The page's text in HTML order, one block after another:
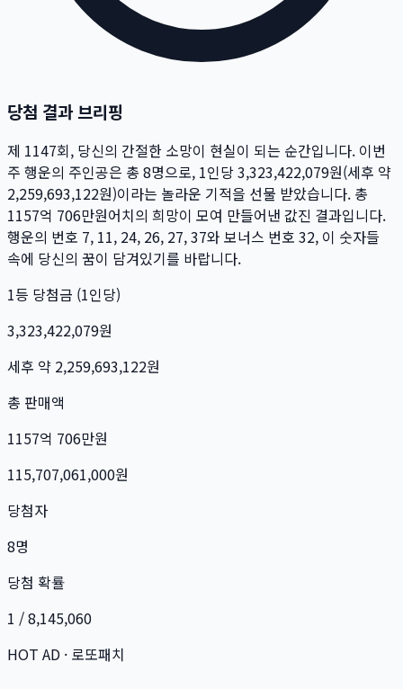
당첨 결과 브리핑
제 1147회, 당신의 간절한 소망이 현실이 되는 순간입니다. 이번
주 행운의 주인공은 총 8명으로, 1인당3,323,422,079원(세후 약
2,259,693,122원)이라는 놀라운 기적을 선물 받았습니다. 총
1157억 706만원어치의 희망이 모여 만들어낸 값진 결과입니다.
행운의 번호 7, 11, 24, 26, 27, 37와 보너스 번호 32, 이 숫자들
속에 당신의 꿈이 담겨있기를 바랍니다.
1등 당첨금 (1인당)
3,323,422,079원
세후 약 2,259,693,122원
총 판매액
1157억 706만원
115,707,061,000원
당첨자
8명
당첨 확률
1 / 8,145,060
HOT AD · 로또패치